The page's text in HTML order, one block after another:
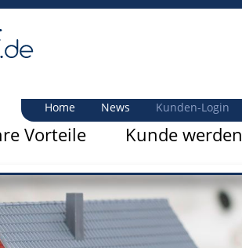
Home News Kunden-Login
Vorteile Kunde werden